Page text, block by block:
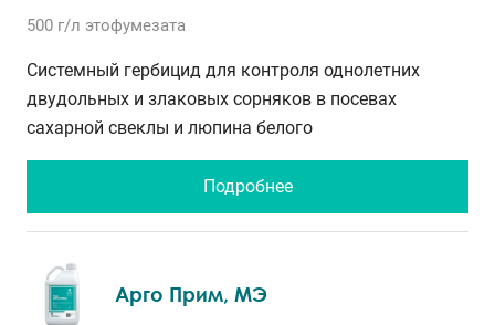
500 г/л этофумезата
Системный гербицид для контроля однолетних
двудольных и злаковых сорняков в посевах
сахарной свеклы и люпина белого
Подробнее
Арго Прим, МЭ